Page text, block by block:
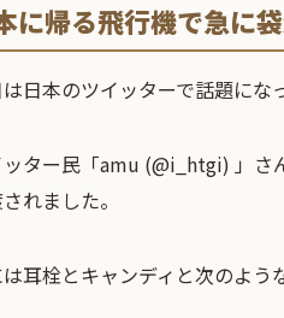
に帰る飛行機で急に
日本のツイッターで話題にな
ター民「amu (@i_htgi) 」さ
れました。
耳栓とキャンディと次のよう